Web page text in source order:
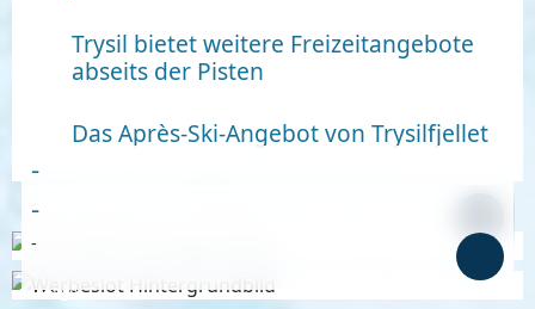
Trysil bietet weitere Freizeitangebote
abseits der Pisten
Das Après-Ski-Angebot von Trysilfjellet
Anzeige
-
Anzeige
-
-